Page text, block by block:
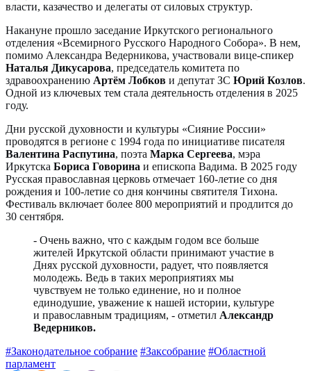
власти, казачество и делегаты от силовых структур.
Накануне прошло заседание Иркутского регионального
отделения «Всемирного Русского Народного Собора». В нем,
помимо Александра Ведерникова, участвовали вице-спикер
Наталья Дикусарова, председатель комитета по
здравоохранению Артём Лобков и депутат ЗС Юрий Козлов.
Одной из ключевых тем стала деятельность отделения в 2025
году.
Дни русской духовности и культуры «Сияние России»
проводятся в регионе с 1994 года по инициативе писателя
Валентина Распутина, поэта Марка Сергеева, мэра
Иркутска Бориса Говорина и епископа Вадима. В 2025 году
Русская православная церковь отмечает 160-летие со дня
рождения и 100-летие со дня кончины святителя Тихона.
Фестиваль включает более 800 мероприятий и продлится до
30 сентября.
- Очень важно, что с каждым годом все больше
жителей Иркутской области принимают участие в
Днях русской духовности, радует, что появляется
молодежь. Ведь в таких мероприятиях мы
чувствуем не только единение, но и полное
единодушие, уважение к нашей истории, культуре
и православным традициям, - отметил Александр
Ведерников.
#Законодательное собрание #Заксобрание #Областной
парламент